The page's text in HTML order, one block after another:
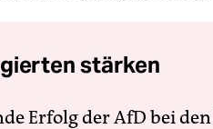
stärken
Erfolg der AfD bei